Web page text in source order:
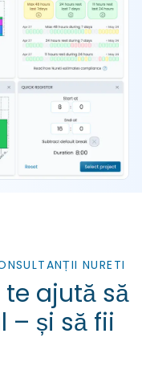
NURETI
ajută să
– și să fii